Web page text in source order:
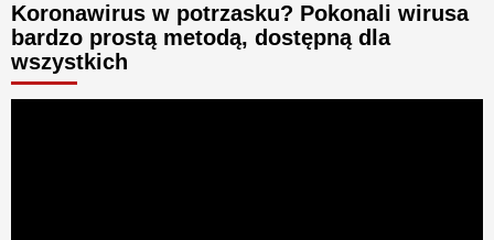
Koronawirus w potrzasku? Pokonali wirusa
bardzo prostą metodą, dostępną dla
wszystkich